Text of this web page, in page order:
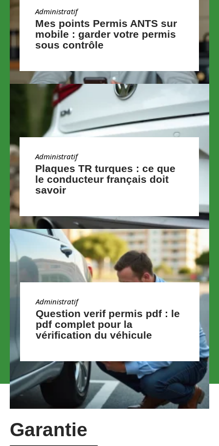
Administratif
Mes points Permis ANTS sur
mobile : garder votre permis
sous contrôle
Administratif
Plaques TR turques : ce que
le conducteur français doit
savoir
Administratif
Question verif permis pdf : le
pdf complet pour la
vérification du véhicule
Garantie